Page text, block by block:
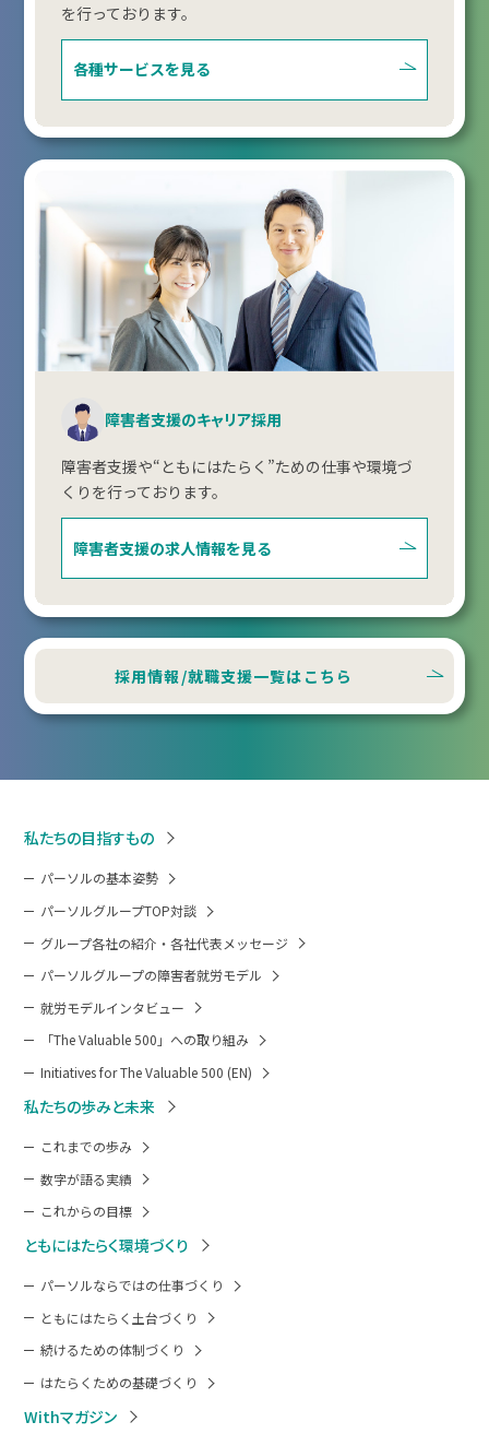
を行っております。
各種サービスを見る
障害者支援のキャリア採用
障害者支援や“ともにはたらく”ための仕事や環境づ
くりを行っております。
障害者支援の求人情報を見る
採用情報/就職支援一覧はこちら
私たちの目指すもの
パーソルの基本姿勢
パーソルグループTOP対談
グループ各社の紹介・各社代表メッセージ
パーソルグループの障害者就労モデル
就労モデルインタビュー
「The Valuable 500」への取り組み
Initiatives for The Valuable 500 (EN)
私たちの歩みと未来
これまでの歩み
数字が語る実績
これからの目標
ともにはたらく環境づくり
パーソルならではの仕事づくり
ともにはたらく土台づくり
続けるための体制づくり
はたらくための基礎づくり
Withマガジン